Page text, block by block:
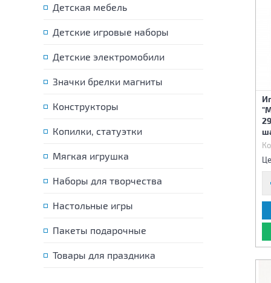
Детская мебель
Детские игровые наборы
Детские электромобили
Значки брелки магниты
Конструкторы
Копилки, статуэтки
Мягкая игрушка
Наборы для творчества
Настольные игры
Пакеты подарочные
Товары для праздника